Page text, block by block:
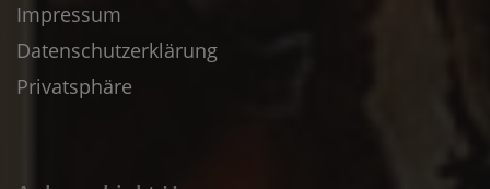
Impressum
Datenschutzerklärung
Privatsphäre